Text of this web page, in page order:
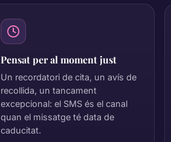
Pensat per al moment just
Un recordatori de cita, un avís de
recollida, un tancament
excepcional: el SMS és el canal
quan el missatge té data de
caducitat.